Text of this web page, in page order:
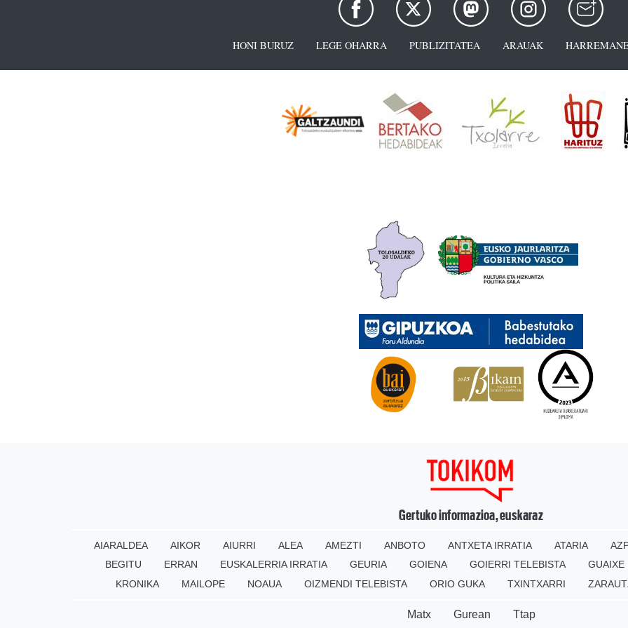
HONI BURUZ LEGE OHARRA PUBLIZITATEA ARAUAK
Gertuko informazioa, euskaraz
AIARALDEA AIKOR AIURRI ALEA AMEZTI ANBOTO ANTXETA IRRATIA ATARIA
BEGITU
ERRAN EUSKALERRIA IRRATIA GEURIA GOIENA GOIERRI TELEBISTA
GUAIXE
KRONIKA
MAILOPE NOAUA OIZMENDI TELEBISTA ORIO GUKA TXINTXARRI
Matx Gurean Ttap